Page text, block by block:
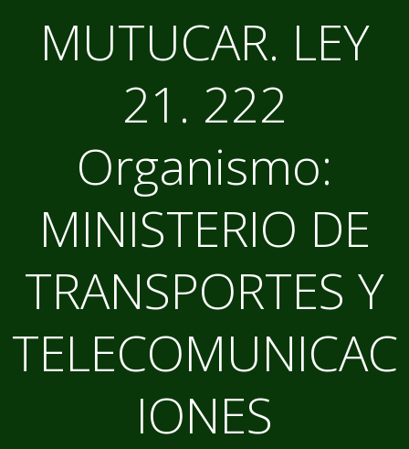
MUTUCAR. LEY
21. 222
Organismo:
MINISTERIO DE
TRANSPORTES Y
TELECOMUNICAC
IONES